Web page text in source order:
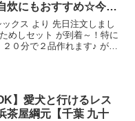
炊にもおすすめ☆今な
よ☆
クス より 先日注文しまし
めしセット が到着～！特に
２０分で２品作れます♪ が使
】愛犬と行けるレス
茶屋綱元【千葉 九十